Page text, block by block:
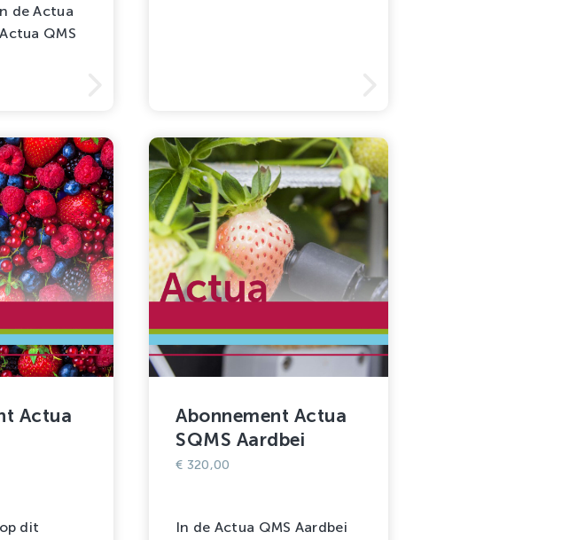
de Actua
QMS
Actua
dit
Abonnement Actua
SQMS Aardbei
€ 320,00
In de Actua QMS Aardbei